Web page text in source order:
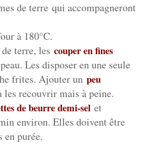
de terre qui accompagneront
à 180°C.
terre, les couper en fines
Les disposer en une seule
frites. Ajouter un peu
les recouvrir mais à peine.
de beurre demi-sel et
environ. Elles doivent être
en purée.